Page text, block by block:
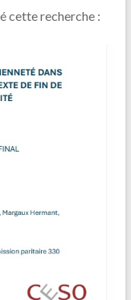
cette recherche :